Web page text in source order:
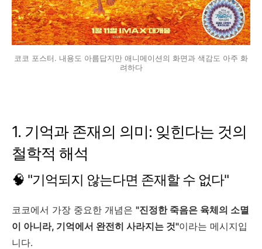
코코 포스터. 내용도 아름답지만 애니메이션의 화면과 색감도 아주 화
려하다
1. 기억과 존재의 의미: 잊힌다는 것의
철학적 해석
🧠 "기억되지 않는다면 존재할 수 없다"
코코에서 가장 중요한 개념은 "진정한 죽음은 육체의 소멸
이 아니라, 기억에서 완전히 사라지는 것"이라는 메시지입
니다.